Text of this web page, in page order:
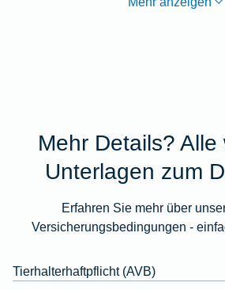
Mehr Details? Alle
Unterlagen zum
Erfahren Sie mehr über
Versicherungsbedingungen -
Tierhalterhaftpflicht (AVB)